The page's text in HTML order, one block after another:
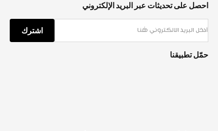
احصل على تحديثات عبر البريد الإلكتروني
اشترك
حمّل تطبيقنا